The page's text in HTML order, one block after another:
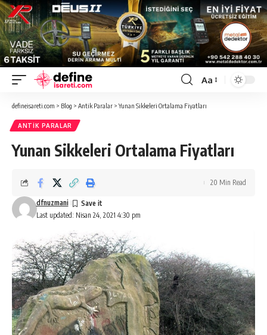
Font
Aa
defineisareti.com > Blog > Antik Paralar >Yunan Sikkeleri Ortalama Fiyatları
ANTIK PARALAR
Yunan Sikkeleri Ortalama Fiyatları
Last updated: Nisan 24, 2021 4:30 pm
dfnuzmani
20 Min Read